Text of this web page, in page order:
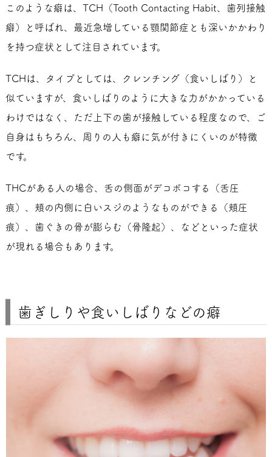
このような癖は、TCH（Tooth Contacting Habit、歯列接触
癖）と呼ばれ、最近急増している顎関節症とも深いかかわり
を持つ症状として注目されています。
TCHは、タイプとしては、クレンチング（食いしばり）と
似ていますが、食いしばりのように大きな力がかかっている
わけではなく、ただ上下の歯が接触している程度なので、ご
自身はもちろん、周りの人も癖に気が付きにくいのが特徴
です。
THCがある人の場合、舌の側面がデコボコする（舌圧
痕）、頬の内側に白いスジのようなものができる（頬圧
痕）、歯ぐきの骨が膨らむ（骨隆起）、などといった症状
が現れる場合もあります。
歯ぎしりや食いしばりなどの癖